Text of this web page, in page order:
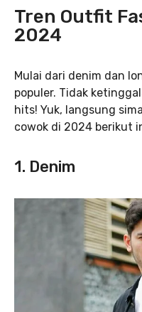
Tren Outfit
2024
Mulai dari denim dan
populer. Tidak
hits! Yuk, langsung
cowok di 2024 berikut
1. Denim